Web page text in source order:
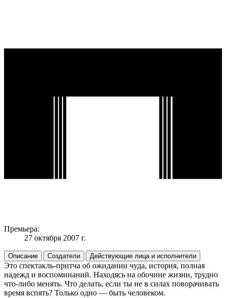
Премьера:
27 октября 2007 г.
Описание Создатели Действующие лица и исполнители
Это спектакль-притча об ожидании чуда, история, полная
надежд и воспоминаний. Находясь на обочине жизни, трудно
что-либо менять. Что делать, если ты не в силах поворачивать
время вспять? Только одно — быть человеком.